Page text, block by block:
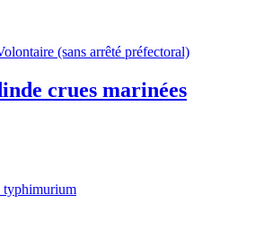
(sans arrêté préfectoral)
crues marinées
typhimurium